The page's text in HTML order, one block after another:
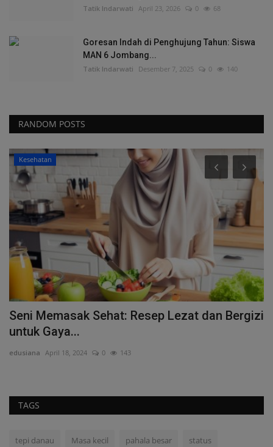
Tatik Indarwati April 23, 2026 0 68
Goresan Indah di Penghujung Tahun: Siswa
MAN 6 Jombang...
Tatik Indarwati Desember 7, 2025 0 140
RANDOM POSTS
Kesehatan
Seni Memasak Sehat: Resep Lezat dan Bergizi
untuk Gaya...
edusiana April 18, 2024 0 143
TAGS
tepi danau Masa kecil pahala besar status